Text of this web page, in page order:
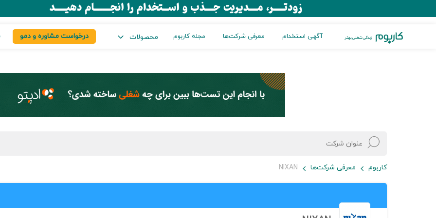
آگهی استخدام معرفی شرکت‌ها مجله کاربوم محصولات درخواست مشاوره و دمو
کاربوم معرفی شرکت‌ها NIXAN